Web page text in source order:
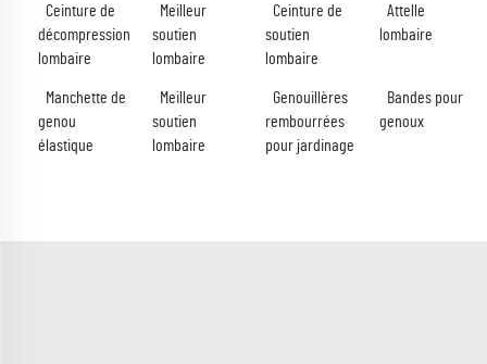
Ceinture de
décompression
lombaire
Meilleur
soutien
lombaire
Ceinture de
soutien
lombaire
Attelle
lombaire
Manchette de
genou
élastique
Meilleur
soutien
lombaire
Genouillères
rembourrées
pour jardinage
Bandes pour
genoux